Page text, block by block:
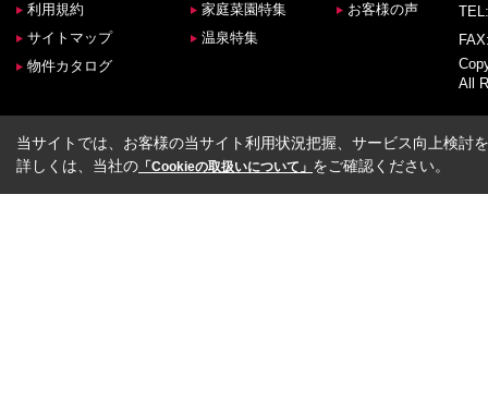
利用規約
サイトマップ
物件カタログ
家庭菜園特集
温泉特集
お客様の声
All
当サイトでは、お客様の当サイト利用状況把握、サービス向上検討
詳しくは、当社の 「Cookieの取扱いについて」 をご確認ください。